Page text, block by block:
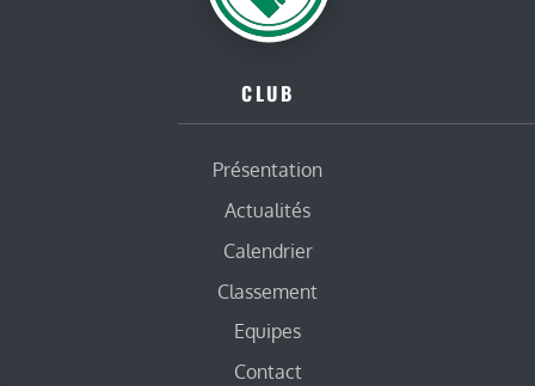
CLUB
Présentation
Actualités
Calendrier
Classement
Equipes
Contact